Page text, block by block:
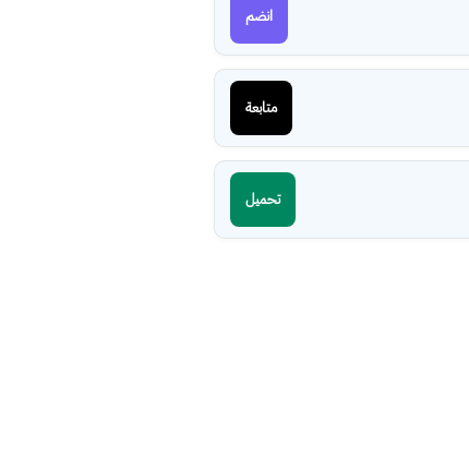
انضم
متابعة
تحميل